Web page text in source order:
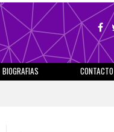
BIOGRAFIAS CONTACTO